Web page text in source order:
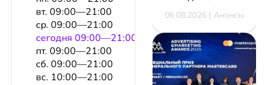
вт. 09:00—21:00
ср. 09:00—21:00
сeгодня 09:00—21:00
пт. 09:00—21:00
сб. 09:00—21:00
вс. 10:00—21:00
06.08.2026 | Анонсы